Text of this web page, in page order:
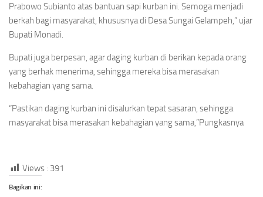
Prabowo Subianto atas bantuan sapi kurban ini. Semoga menjadi
berkah bagi masyarakat, khususnya di Desa Sungai Gelampeh,” ujar
Bupati Monadi.
Bupati juga berpesan, agar daging kurban di berikan kepada orang
yang berhak menerima, sehingga mereka bisa merasakan
kebahagian yang sama.
“Pastikan daging kurban ini disalurkan tepat sasaran, sehingga
masyarakat bisa merasakan kebahagian yang sama,”Pungkasnya
Views : 391
Bagikan ini: